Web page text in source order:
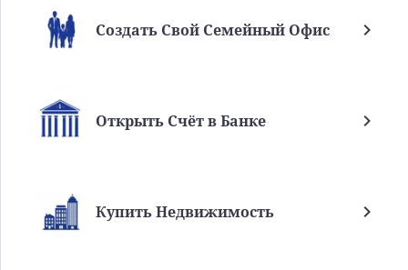
Создать Свой Семейный Офис
Открыть Счёт в Банке
Купить Недвижимость